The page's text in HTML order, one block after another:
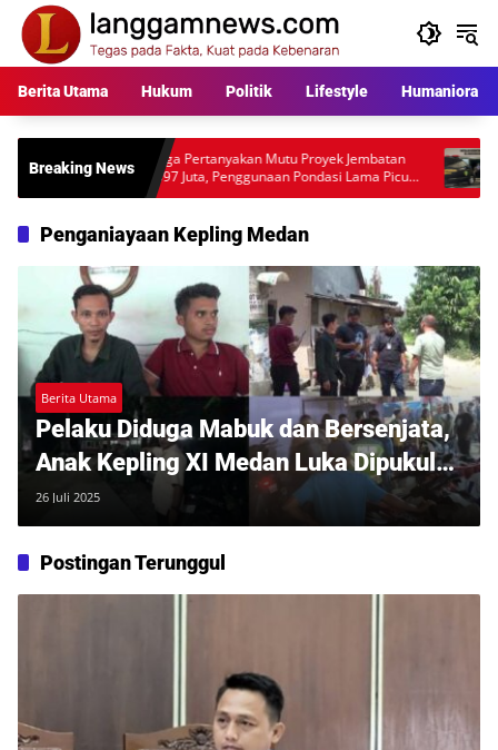
Langsung
konten
Berita Utama Hukum Politik Lifestyle Humaniora
Breaking News
Warga Pertanyakan Mutu Proyek Jembatan
Rp397 Juta, Penggunaan Pondasi Lama Picu
Desakan Audit Lapangan
Polisi Masih
Anggota
Mengarah ke
Penganiayaan Kepling Medan
Berita Utama
Pelaku Diduga Mabuk dan Bersenjata,
Anak Kepling XI Medan Luka Dipukul
Brutal di Dekat Rumah
26 Juli 2025
Postingan Terunggul